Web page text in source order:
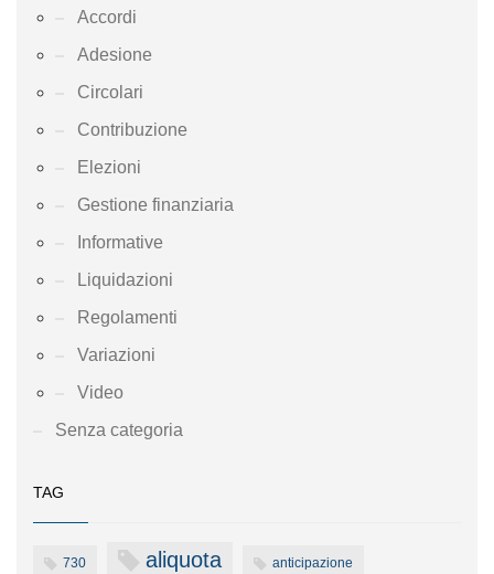
Accordi
Adesione
Circolari
Contribuzione
Elezioni
Gestione finanziaria
Informative
Liquidazioni
Regolamenti
Variazioni
Video
Senza categoria
TAG
730 aliquota anticipazione